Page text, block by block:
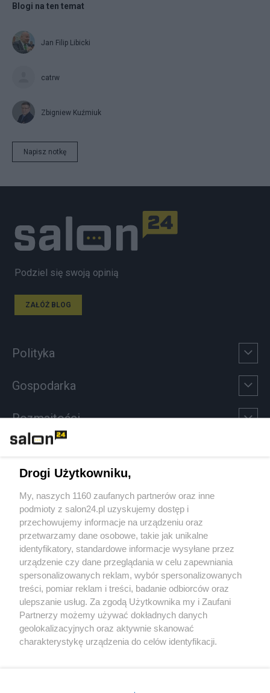
Blogi na ten temat
Jan Filip Libicki
catrw
Zbigniew Kuźmiuk
Napisz notkę
Podziel się swoją opinią
ZAŁÓŻ BLOG
Polityka
Gospodarka
Rozmaitości
Sport
Społeczeństwo
Kultura
X Facebook Instagram Youtube
Drogi Użytkowniku,
My, naszych 1160 zaufanych partnerów oraz inne
podmioty z salon24.pl uzyskujemy dostęp i
przechowujemy informacje na urządzeniu oraz
przetwarzamy dane osobowe, takie jak unikalne
identyfikatory, standardowe informacje wysyłane przez
urządzenie czy dane przeglądania w celu zapewniania
spersonalizowanych reklam, wybór spersonalizowanych
treści, pomiar reklam i treści, badanie odbiorców oraz
ulepszanie usług. Za zgodą Użytkownika my i Zaufani
Partnerzy możemy używać dokładnych danych
geolokalizacyjnych oraz aktywnie skanować
charakterystykę urządzenia do celów identyfikacji.